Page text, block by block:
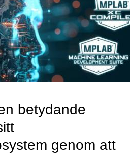
betydande
genom att